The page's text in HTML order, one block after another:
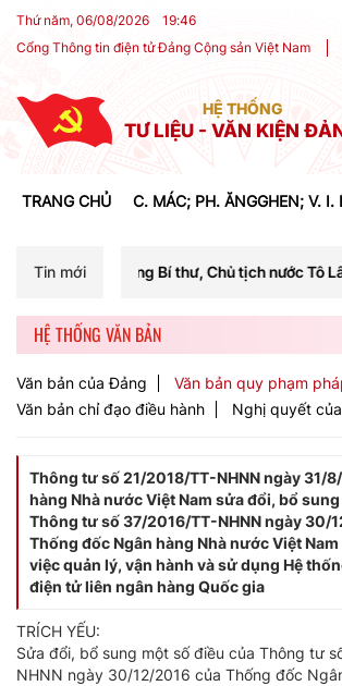
Thứ năm, 06/08/2026 19:46
Cổng Thông tin điện tử Đảng Cộng sản Việt Nam
HỆ THỐNG
TƯ LIỆU - VĂN KIỆN
TRANG CHỦ C. MÁC; PH. ĂNGGHEN; V.
Tin mới
Bí thư, Chủ tịch nước Tô Lâm khai mạc Hội
HỆ THỐNG VĂN BẢN
Văn bản của Đảng
Văn bản quy phạm
Văn bản chỉ đạo điều hành
Nghị quyết
Thông tư số 21/2018/TT-NHNN ngày 31/
hàng Nhà nước Việt Nam sửa đổi, bổ
Thông tư số 37/2016/TT-NHNN ngày 30/
Thống đốc Ngân hàng Nhà nước Việt
việc quản lý, vận hành và sử dụng Hệ
điện tử liên ngân hàng Quốc gia
TRÍCH YẾU:
Sửa đổi, bổ sung một số điều của Thông tư
NHNN ngày 30/12/2016 của Thống đốc